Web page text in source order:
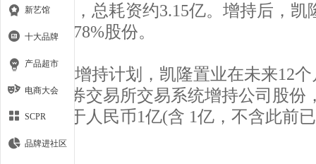
股本3%，总耗资约3.15亿。增持后，凯
凯城55.78%股份。
根据增持计划，凯隆置业在未来12
深圳证券交易所交易系统增持公司股份
额不低于人民币1亿(含 1亿，不含此前
金额)。
新艺馆
十大品牌
产品超市
电商大会
SCPR
品牌进社区